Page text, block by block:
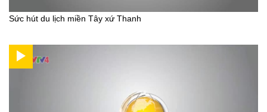
Sức hút du lịch miền Tây xứ Thanh